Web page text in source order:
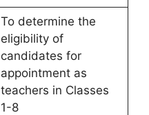
To determine the
eligibility of
candidates for
appointment as
teachers in Classes
1-8